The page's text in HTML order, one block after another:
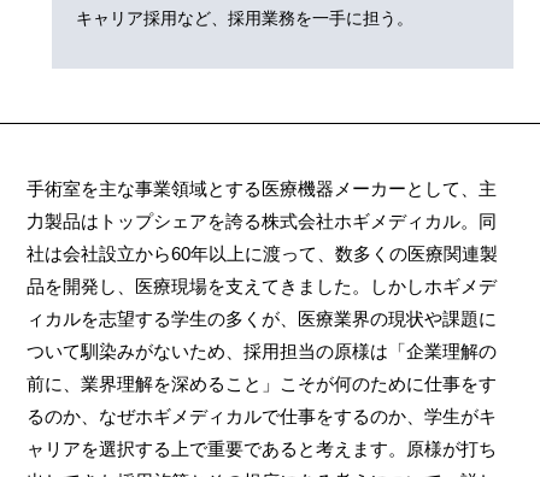
キャリア採用など、採用業務を一手に担う。
手術室を主な事業領域とする医療機器メーカーとして、主
力製品はトップシェアを誇る株式会社ホギメディカル。同
社は会社設立から60年以上に渡って、数多くの医療関連製
品を開発し、医療現場を支えてきました。しかしホギメデ
ィカルを志望する学生の多くが、医療業界の現状や課題に
ついて馴染みがないため、採用担当の原様は「企業理解の
前に、業界理解を深めること」こそが何のために仕事をす
るのか、なぜホギメディカルで仕事をするのか、学生がキ
ャリアを選択する上で重要であると考えます。原様が打ち